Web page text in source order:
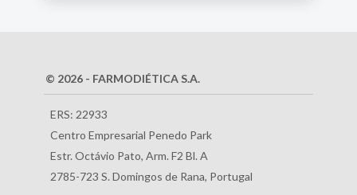
© 2026 - FARMODIÉTICA S.A.
ERS: 22933
Centro Empresarial Penedo Park
Estr. Octávio Pato, Arm. F2 Bl. A
2785-723 S. Domingos de Rana, Portugal